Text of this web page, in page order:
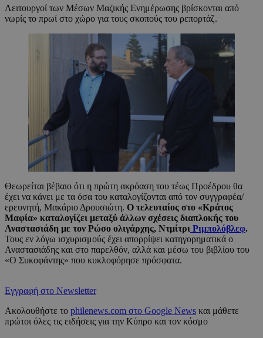
Λειτουργοί των Μέσων Μαζικής Ενημέρωσης βρίσκονται από
νωρίς το πρωί στο χώρο για τους σκοπούς του ρεπορτάζ.
Θεωρείται βέβαιο ότι η πρώτη ακρόαση του τέως Προέδρου θα
έχει να κάνει με τα όσα του καταλογίζονται από τον συγγραφέα/
ερευνητή, Μακάριο Δρουσιώτη. Ο τελευταίος στο «Κράτος
Μαφία» καταλογίζει μεταξύ άλλων σχέσεις διαπλοκής του
Αναστασιάδη με τον Ρώσο ολιγάρχης, Ντμίτρι Ριμπολόβλεφ.
Τους εν λόγω ισχυρισμούς έχει απορρίψει κατηγορηματικά ο
Αναστασιάδης και στο παρελθόν, αλλά και μέσω του βιβλίου του
«Ο Συκοφάντης» που κυκλοφόρησε πρόσφατα.
Εγγραφή στο Newsletter
Ακολουθήστε το philenews.com στο Google News και μάθετε
πρώτοι όλες τις ειδήσεις για την Κύπρο και τον κόσμο